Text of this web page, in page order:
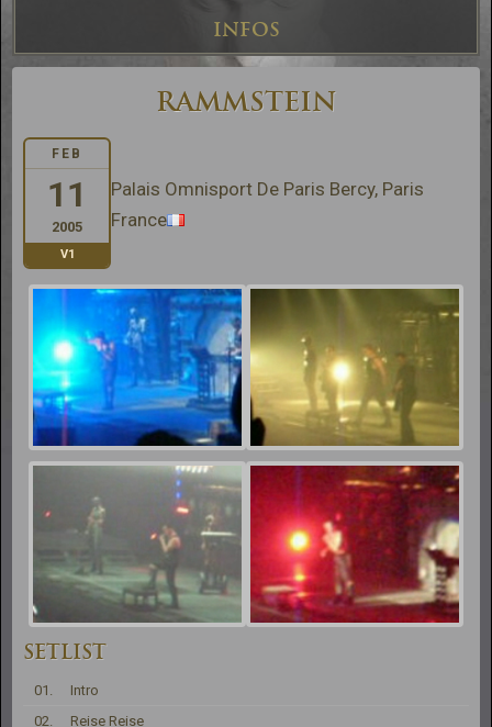
INFOS
RAMMSTEIN
FEB
11
2005
V1
Palais Omnisport De Paris Bercy, Paris
France
SETLIST
01.
Intro
02.
Reise Reise